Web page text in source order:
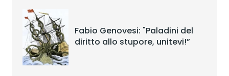
Fabio Genovesi: "Paladini del
diritto allo stupore, unitevi!”